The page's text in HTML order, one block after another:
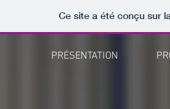
Ce site a été conçu sur
PRÉSENTATION